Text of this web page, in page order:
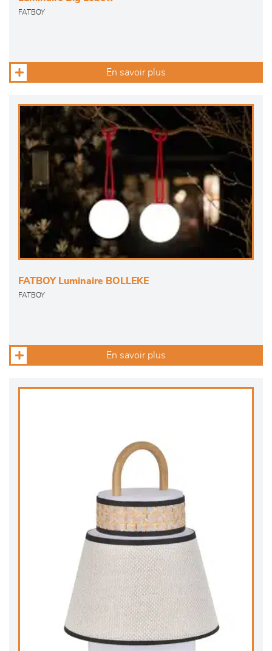
FATBOY
En savoir plus
FATBOY Luminaire BOLLEKE
FATBOY
En savoir plus